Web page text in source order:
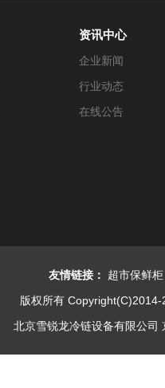
资讯中心
企业新闻
行业动态
在线公告
友情链接：
超市保鲜柜
版权所有
北京雪锐龙冷链设备有限公司